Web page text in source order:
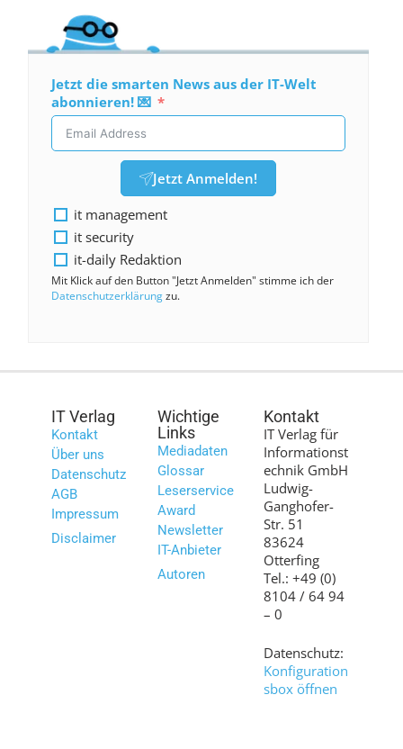
Jetzt die smarten News aus der IT-Welt
abonnieren! 💌
Jetzt Anmelden!
it management
it security
it-daily Redaktion
Mit Klick auf den Button "Jetzt Anmelden" stimme ich der
Datenschutzerklärungzu.
IT Verlag
Kontakt
Über uns
Datenschutz
AGB
Impressum
Disclaimer
Wichtige
Links
Mediadaten
Glossar
Leserservice
Award
Newsletter
IT-Anbieter
Autoren
Kontakt
IT Verlag für
Informationst
echnik GmbH
Ludwig-
Ganghofer-
Str. 51
83624
Otterfing
Tel.: +49 (0)
8104 / 64 94
– 0
Datenschutz:
Konfiguration
sbox öffnen